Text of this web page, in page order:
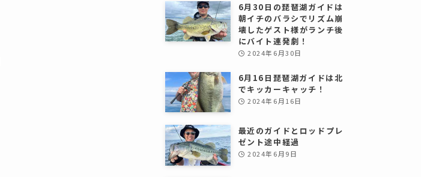
6月30日の琵琶湖ガイドは
朝イチのバラシでリズム崩
壊したゲスト様がランチ後
にバイト連発劇！
2024年6月30日
6月16日琵琶湖ガイドは北
でキッカーキャッチ！
2024年6月16日
最近のガイドとロッドプレ
ゼント途中経過
2024年6月9日